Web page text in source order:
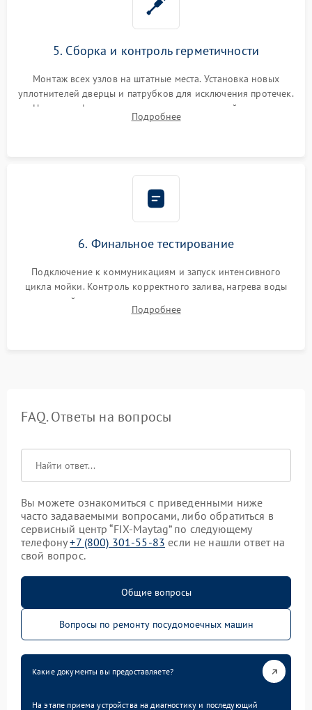
5. Сборка и контроль герметичности
Монтаж всех узлов на штатные места. Установка новых
уплотнителей дверцы и патрубков для исключения протечек.
Надежная фиксация хомутов гидравлической системы,
сборка корпуса и установка датчика поплавка.
Подробнее
6. Финальное тестирование
Подключение к коммуникациям и запуск интенсивного
цикла мойки. Контроль корректного залива, нагрева воды
до нужной температуры, отсутствия посторонних шумов,
штатного слива и абсолютной сухости в поддоне.
Подробнее
FAQ. Ответы на вопросы
Вы можете ознакомиться с приведенными ниже
часто задаваемыми вопросами, либо обратиться в
сервисный центр “FIX-Maytag” по следующему
телефону+7 (800) 301-55-83 если не нашли ответ на
свой вопрос.
Общие вопросы
Вопросы по ремонту посудомоечных машин
Какие документы вы предоставляете?
На этапе приема устройства на диагностику и последующий